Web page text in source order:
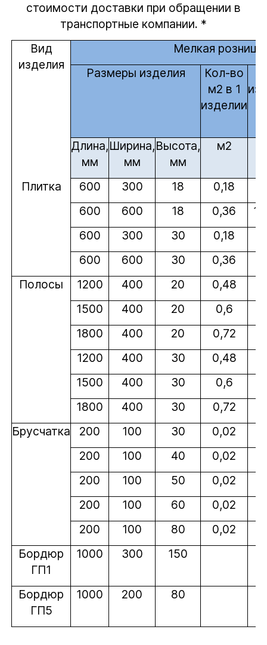
стоимости доставки при обращении в
транспортные компании. *
Вид
изделия
Мелкая розница
Размеры изделия
Кол-во
м2 в 1
изделии
Длина,
мм
Ширина,
мм
Высота,
мм
м2
Плитка 600 300 18 0,18
600
600 18 0,36
600
300 30 0,18
600
600 30 0,36
Полосы
1200 400 20 0,48
1500
400 20 0,6
1800
400 20 0,72
1200
400 30 0,48
1500
400 30 0,6
1800
400 30 0,72
Брусчатка
200 100 30 0,02
200
100 40 0,02
200
100 50 0,02
200
100 60 0,02
200
100 80 0,02
Бордюр
ГП1
1000 300 150
Бордюр
ГП5
1000 200 80